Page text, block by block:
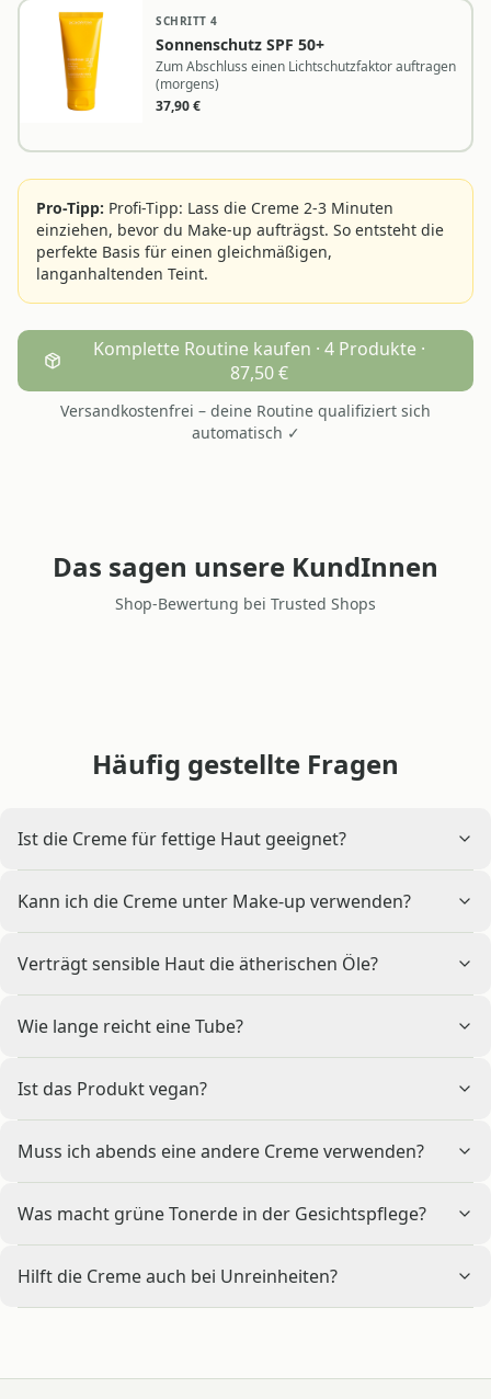
SCHRITT 4
Sonnenschutz SPF 50+
Zum Abschluss einen Lichtschutzfaktor auftragen
(morgens)
37,90€
Pro-Tipp: Profi-Tipp: Lass die Creme 2-3 Minuten
einziehen, bevor du Make-up aufträgst. So entsteht die
perfekte Basis für einen gleichmäßigen,
langanhaltenden Teint.
Komplette Routine kaufen · 4 Produkte ·
87,50 €
Versandkostenfrei – deine Routine qualifiziert sich
automatisch ✓
Das sagen unsere KundInnen
Shop-Bewertung bei Trusted Shops
Häufig gestellte Fragen
Ist die Creme für fettige Haut geeignet?
Kann ich die Creme unter Make-up verwenden?
Verträgt sensible Haut die ätherischen Öle?
Wie lange reicht eine Tube?
Ist das Produkt vegan?
Muss ich abends eine andere Creme verwenden?
Was macht grüne Tonerde in der Gesichtspflege?
Hilft die Creme auch bei Unreinheiten?